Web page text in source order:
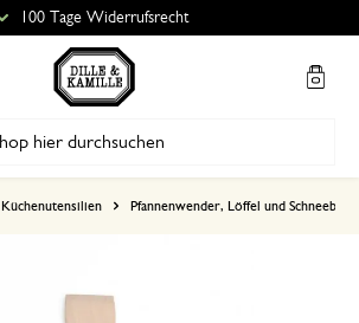
100 Tage Widerrufsrecht
Küchenutensilien Pfannenwender, Löffel und